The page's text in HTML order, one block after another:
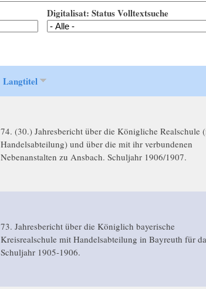
Digitalisat: Status Volltextsuche
Langtitel
74. (30.) Jahresbericht über die Königliche Realschule
Handelsabteilung) und über die mit ihr verbundenen
Nebenanstalten zu Ansbach. Schuljahr 1906/1907.
73. Jahresbericht über die Königlich bayerische
Kreisrealschule mit Handelsabteilung in Bayreuth für
Schuljahr 1905-1906.